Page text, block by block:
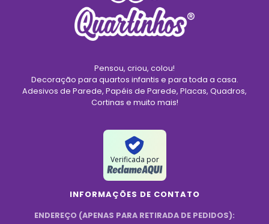
Pensou, criou, colou!
Decoração para quartos infantis e para toda a casa.
Adesivos de Parede, Papéis de Parede, Placas, Quadros,
Cortinas e muito mais!
Verificada por
INFORMAÇÕES DE CONTATO
ENDEREÇO (APENAS PARA RETIRADA DE PEDIDOS):